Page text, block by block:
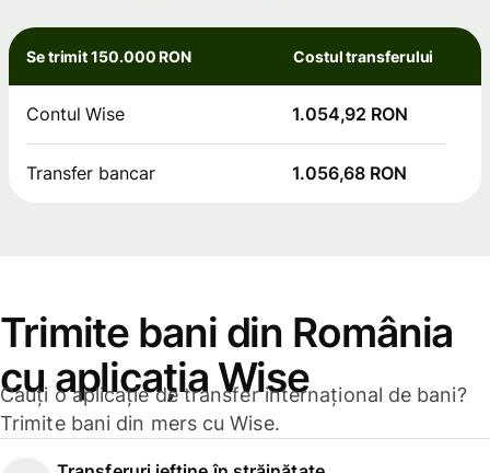
Se trimit 150.000 RON Costul transferului
Contul Wise 1.054,92 RON
Transfer bancar 1.056,68 RON
Trimite bani din România
cu aplicația Wise
Cauți o aplicație de transfer internațional de bani?
Trimite bani din mers cu Wise.